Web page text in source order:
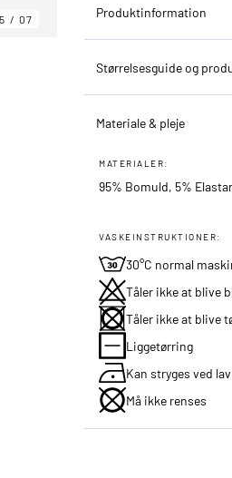
07 Produktinformation
Størrelsesguide og
Materiale & pleje
MATERIALER:
95% Bomuld, 5%
VASKEINSTRUKTIONER:
30°C normal
Tåler ikke at blive
Tåler ikke at blive
Liggetørring
Kan stryges ved
Må ikke renses